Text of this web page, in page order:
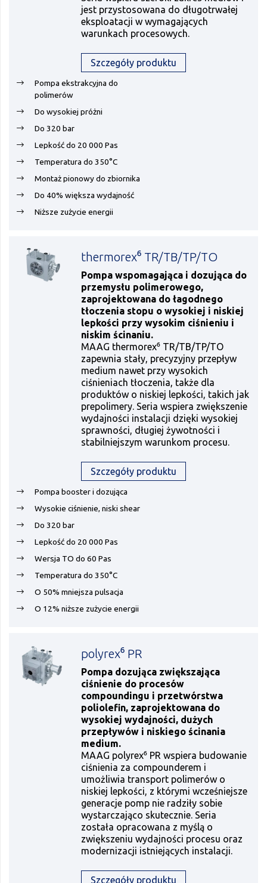
jest przystosowana do długotrwałej
eksploatacji w wymagających
warunkach procesowych.
Szczegóły produktu
Pompa ekstrakcyjna do
polimerów
Do wysokiej próżni
Do 320 bar
Lepkość do 20 000 Pas
Temperatura do 350°C
Montaż pionowy do zbiornika
Do 40% większa wydajność
Niższe zużycie energii
thermorex⁶ TR/TB/TP/TO
Pompa wspomagająca i dozująca do
przemysłu polimerowego,
zaprojektowana do łagodnego
tłoczenia stopu o wysokiej i niskiej
lepkości przy wysokim ciśnieniu i
niskim ścinaniu.
MAAG thermorex⁶ TR/TB/TP/TO
zapewnia stały, precyzyjny przepływ
medium nawet przy wysokich
ciśnieniach tłoczenia, także dla
produktów o niskiej lepkości, takich jak
prepolimery. Seria wspiera zwiększenie
wydajności instalacji dzięki wysokiej
sprawności, długiej żywotności i
stabilniejszym warunkom procesu.
Szczegóły produktu
Pompa booster i dozująca
Wysokie ciśnienie, niski shear
Do 320 bar
Lepkość do 20 000 Pas
Wersja TO do 60 Pas
Temperatura do 350°C
O 50% mniejsza pulsacja
O 12% niższe zużycie energii
polyrex⁶ PR
Pompa dozująca zwiększająca
ciśnienie do procesów
compoundingu i przetwórstwa
poliolefin, zaprojektowana do
wysokiej wydajności, dużych
przepływów i niskiego ścinania
medium.
MAAG polyrex⁶ PR wspiera budowanie
ciśnienia za compounderem i
umożliwia transport polimerów o
niskiej lepkości, z którymi wcześniejsze
generacje pomp nie radziły sobie
wystarczająco skutecznie. Seria
została opracowana z myślą o
zwiększeniu wydajności procesu oraz
modernizacji istniejących instalacji.
Szczegóły produktu